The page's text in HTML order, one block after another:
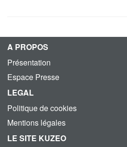
A PROPOS
Présentation
Espace Presse
LEGAL
Politique de cookies
Mentions légales
LE SITE KUZEO